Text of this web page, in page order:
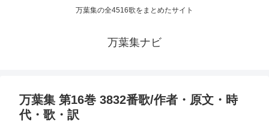
万葉集の全4516歌をまとめたサイト
万葉集ナビ
万葉集 第16巻 3832番歌/作者・原文・時
代・歌・訳